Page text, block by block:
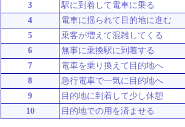
3
駅に到着して電車に乗る
4
電車に揺られて目的地に進む
5
乗客が増えて混雑してくる
6
無事に乗換駅に到着する
7
電車を乗り換えて目的地へ
8
急行電車で一気に目的地へ
9
目的地に到着して少し休憩
10
目的地での用を済ませる